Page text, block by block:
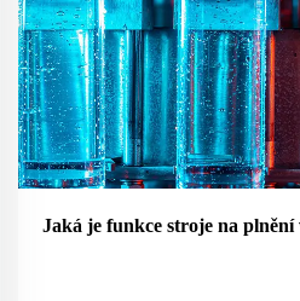
Jaká je funkce stroje na plnění